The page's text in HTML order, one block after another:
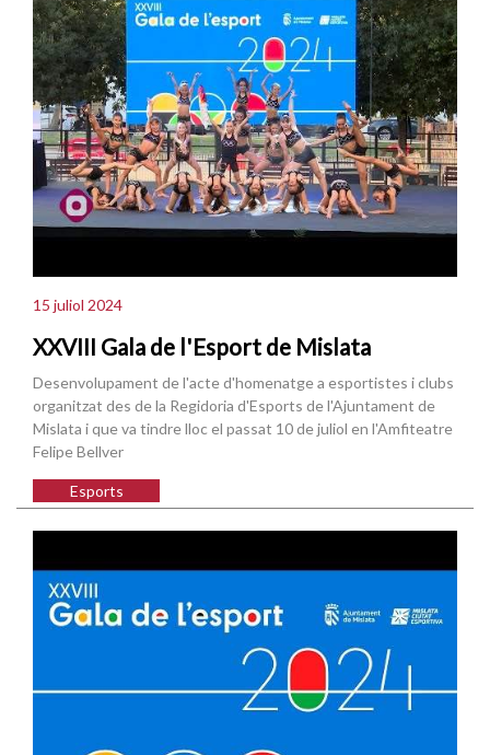
15 juliol 2024
XXVIII Gala de l'Esport de Mislata
Desenvolupament de l'acte d'homenatge a esportistes i clubs
organitzat des de la Regidoria d'Esports de l'Ajuntament de
Mislata i que va tindre lloc el passat 10 de juliol en l'Amfiteatre
Felipe Bellver
Esports